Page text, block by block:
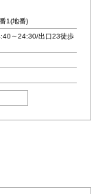
1(地番)
～24:30/出口23徒歩